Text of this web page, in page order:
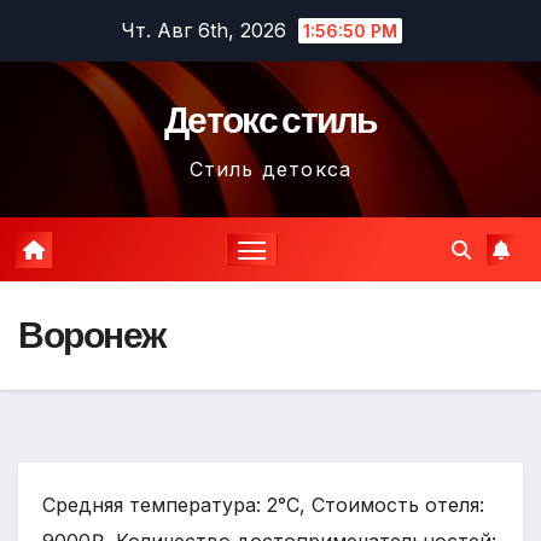
содержимому
Чт. Авг 6th, 2026 1:56:51 PM
Детокс стиль
Стиль детокса
Воронеж
Средняя температура: 2°C, Стоимость отеля: